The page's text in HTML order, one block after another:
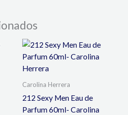
Carolina Herrera
212 Sexy Men Eau de
Parfum 60ml- Carolina